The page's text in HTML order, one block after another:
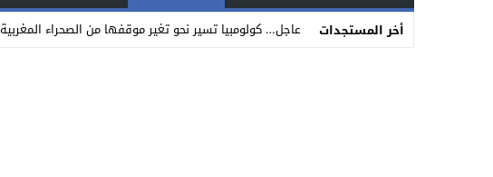
أخر المستجدات
عاجل… كولومبيا تسير نحو تغير موقفها من الصحراء المغربية